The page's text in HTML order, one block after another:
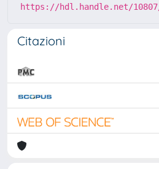
https://hdl.handle.net/10807/
Citazioni